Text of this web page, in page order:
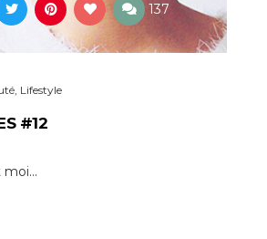
137
, Lifestyle
#12
moi…